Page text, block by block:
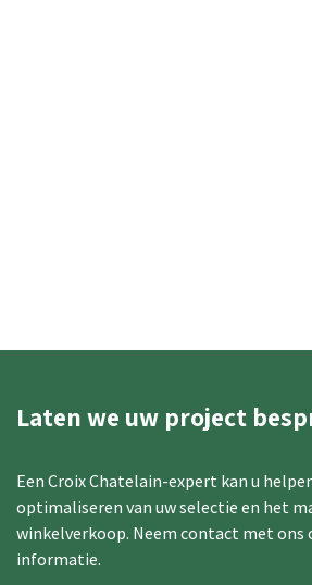
Laten we uw project
Een Croix Chatelain-expert kan u
optimaliseren van uw selectie en het
winkelverkoop. Neem contact met ons
informatie.